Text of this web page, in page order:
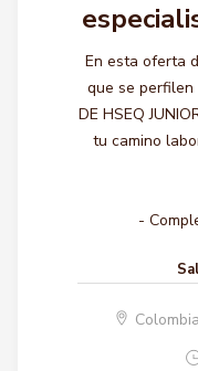
En esta oferta
que se perfilen
DE HSEQ
tu camino
-